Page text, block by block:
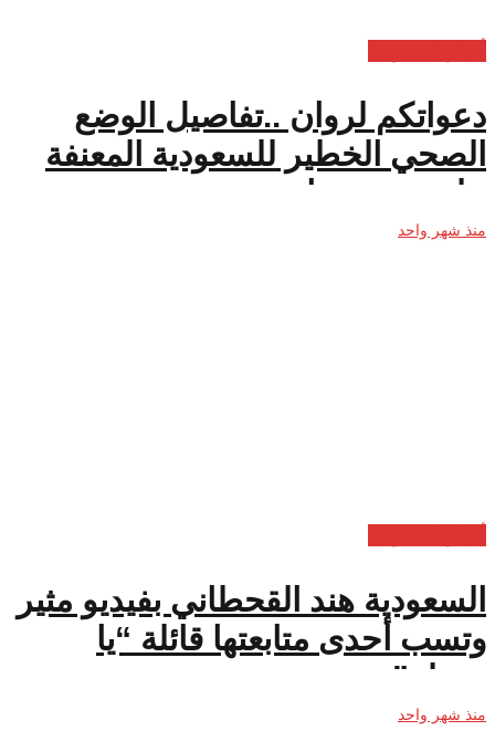
دعواتكم لروان ..تفاصيل الوضع
الصحي الخطير للسعودية المعنفة
على يد زوجها
منذ شهر واحد
السعودية هند القحطاني بفيديو مثير
وتسب أحدى متابعتها قائلة “يا
منحلة”
منذ شهر واحد